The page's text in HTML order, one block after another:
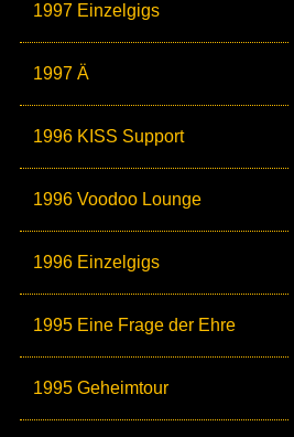
1997 Einzelgigs
1997 Ä
1996 KISS Support
1996 Voodoo Lounge
1996 Einzelgigs
1995 Eine Frage der Ehre
1995 Geheimtour